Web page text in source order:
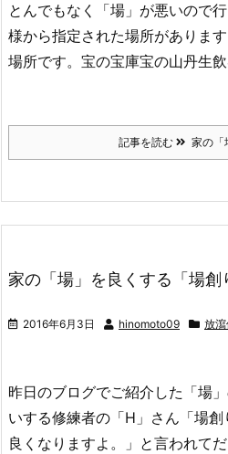
とんでもなく「場」が悪いので
様から指定された場所がありま
場所です。宝の宝庫宝の山丹生
記事を読む 家の「
家の「場」を良くする「場創
2016年6月3日 hinomoto09 放
昨日のブログでご紹介した「場
いする修練者の「H」さん「場
良くなりますよ。」と言われて